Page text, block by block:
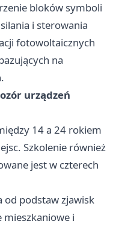
bloków symboli
i sterowania
fotowoltaicznych
na
urządzeń
14 a 24 rokiem
Szkolenie również
jest w czterech
od podstaw zjawisk
mieszkaniowe i